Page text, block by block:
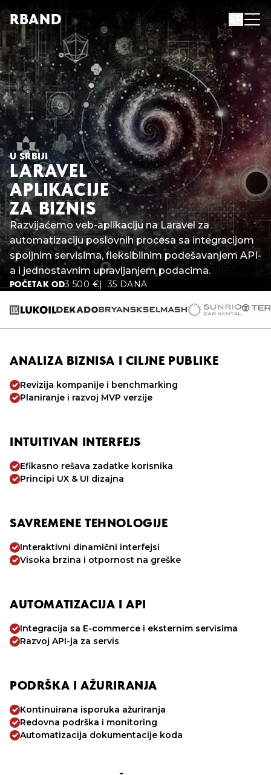
RBAND
LARAVEL
APLIKACIJE
ZA BIZNIS
U SRBIJI
Razvijaćemo veb-aplikaciju na Laravel za
automatizaciju poslovnih procesa sa integracijom
spoljnim servisima, fleksibilnim podešavanjem API-
a i jednostavnim upravljanjem podacima.
POČETAK OD3 500 € 35 DANA
ANALIZA BIZNISA I CILJNE PUBLIKE
Revizija kompanije i benchmarking
Planiranje i razvoj MVP verzije
INTUITIVAN INTERFEJS
Efikasno rešava zadatke korisnika
Principi UX & UI dizajna
SAVREMENE TEHNOLOGIJE
Interaktivni dinamični interfejsi
Visoka brzina i otpornost na greške
AUTOMATIZACIJA I API
Integracija sa E-commerce i eksternim servisima
Razvoj API-ja za servis
PODRŠKA I AŽURIRANJA
Kontinuirana isporuka ažuriranja
Redovna podrška i monitoring
Automatizacija dokumentacije koda